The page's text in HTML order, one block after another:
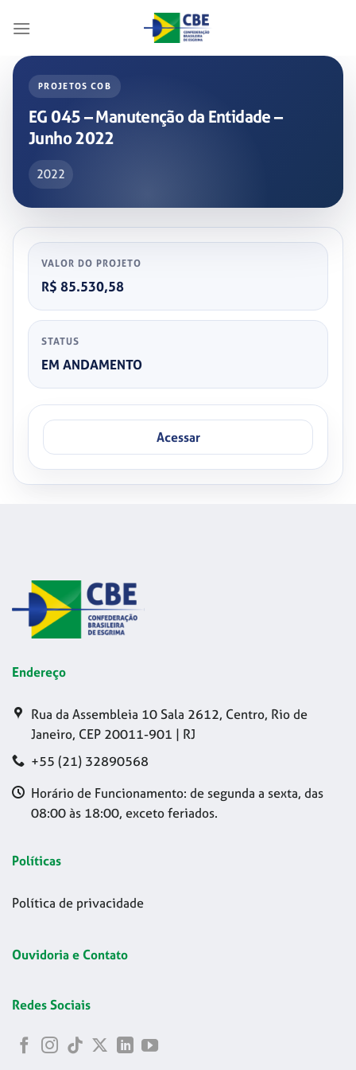
PROJETOS COB
EG 045 – Manutenção da Entidade –
Junho 2022
2022
VALOR DO PROJETO
R$ 85.530,58
STATUS
EM ANDAMENTO
Acessar
Endereço
Rua da Assembleia 10 Sala 2612, Centro, Rio de
Janeiro, CEP 20011-901 | RJ
+55 (21) 32890568
Horário de Funcionamento: de segunda a sexta, das
08:00 às 18:00, exceto feriados.
Políticas
Política de privacidade
Ouvidoria e Contato
Redes Sociais